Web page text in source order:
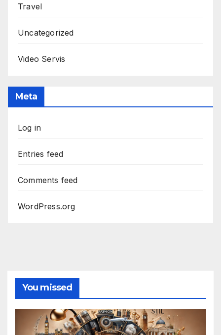
Travel
Uncategorized
Video Servis
Meta
Log in
Entries feed
Comments feed
WordPress.org
You missed